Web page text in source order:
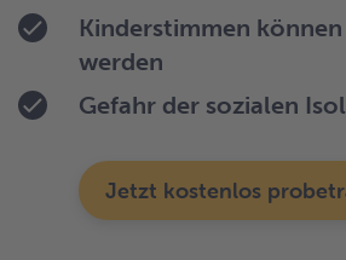
Kinderstimmen
werden
Gefahr der sozialen
Jetzt kostenlos